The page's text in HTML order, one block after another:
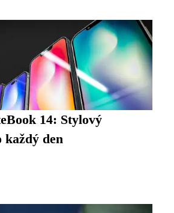
14: Stylový
každý den